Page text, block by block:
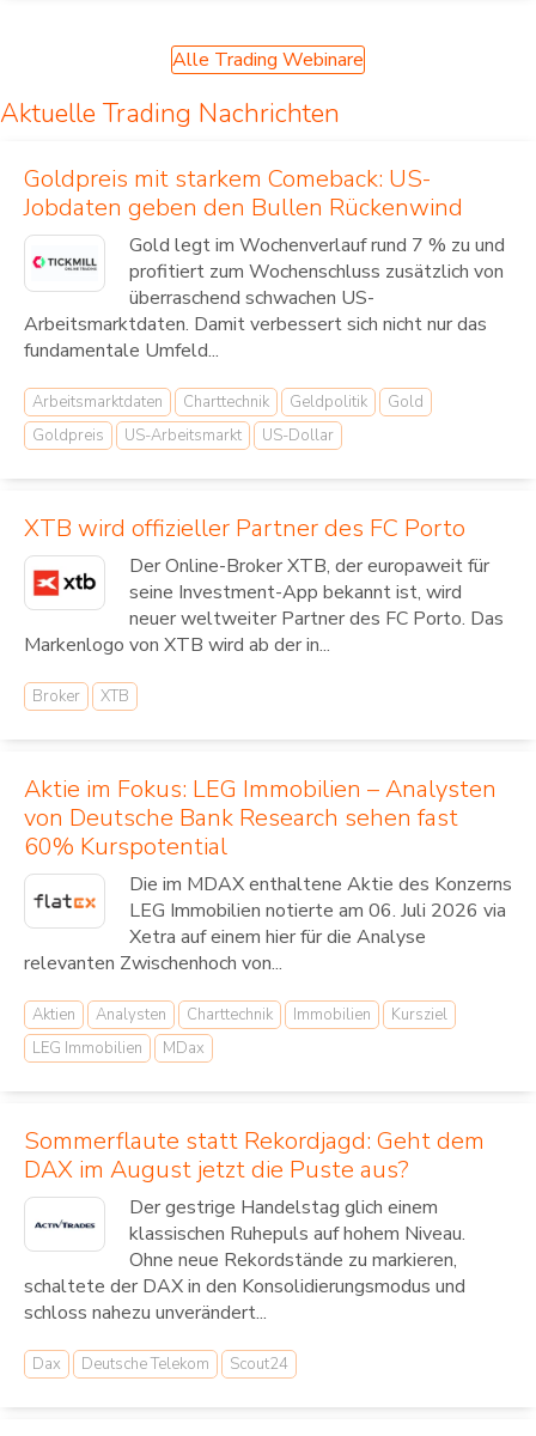
Alle Trading Webinare
Aktuelle Trading Nachrichten
Goldpreis mit starkem Comeback: US-
Jobdaten geben den Bullen Rückenwind
Gold legt im Wochenverlauf rund 7 % zu und
profitiert zum Wochenschluss zusätzlich von
überraschend schwachen US-
Arbeitsmarktdaten. Damit verbessert sich nicht nur das
fundamentale Umfeld...
Arbeitsmarktdaten Charttechnik Geldpolitik
Gold
Goldpreis
US-Arbeitsmarkt US-Dollar
XTB wird offizieller Partner des FC Porto
Der Online-Broker XTB, der europaweit für
seine Investment-App bekannt ist, wird
neuer weltweiter Partner des FC Porto. Das
Markenlogo von XTB wird ab der in...
Broker XTB
Aktie im Fokus: LEG Immobilien – Analysten
von Deutsche Bank Research sehen fast
60% Kurspotential
Die im MDAX enthaltene Aktie des Konzerns
LEG Immobilien notierte am 06. Juli 2026 via
Xetra auf einem hier für die Analyse
relevanten Zwischenhoch von...
Aktien Analysten Charttechnik Immobilien
Kursziel
LEG Immobilien
MDax
Sommerflaute statt Rekordjagd: Geht dem
DAX im August jetzt die Puste aus?
Der gestrige Handelstag glich einem
klassischen Ruhepuls auf hohem Niveau.
Ohne neue Rekordstände zu markieren,
schaltete der DAX in den Konsolidierungsmodus und
schloss nahezu unverändert...
Dax Deutsche Telekom Scout24